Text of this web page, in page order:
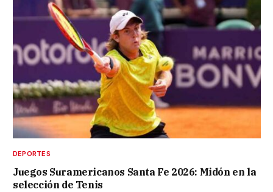
DEPORTES
Juegos Suramericanos Santa Fe 2026: Midón en la
selección de Tenis